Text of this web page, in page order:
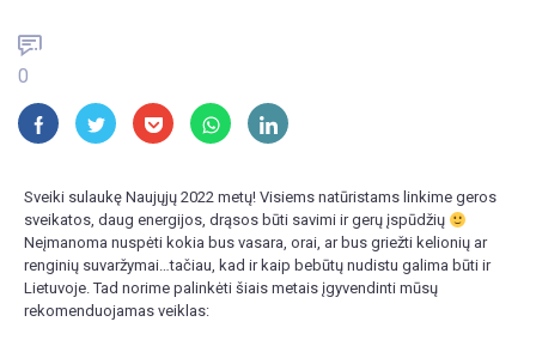
0
Sveiki sulaukę Naujųjų 2022 metų! Visiems natūristams linkime geros
sveikatos, daug energijos, drąsos būti savimi ir gerų įspūdžių
Neįmanoma nuspėti kokia bus vasara, orai, ar bus griežti kelionių ar
renginių suvaržymai…tačiau, kad ir kaip bebūtų nudistu galima būti ir
Lietuvoje. Tad norime palinkėti šiais metais įgyvendinti mūsų
rekomenduojamas veiklas: